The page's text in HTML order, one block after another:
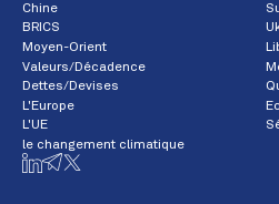
Chine
BRICS
Moyen-Orient
Valeurs/Décadence
Dettes/Devises
L'Europe
L'UE
le changement climatique